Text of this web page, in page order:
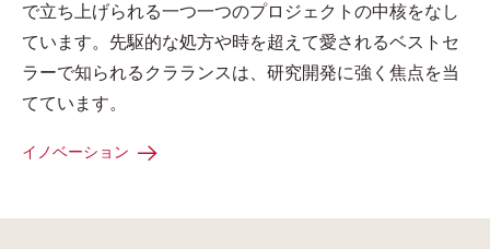
で立ち上げられる一つ一つのプロジェクトの中核をなし
ています。先駆的な処方や時を超えて愛されるベストセ
ラーで知られるクラランスは、研究開発に強く焦点を当
てています。
イノベーション